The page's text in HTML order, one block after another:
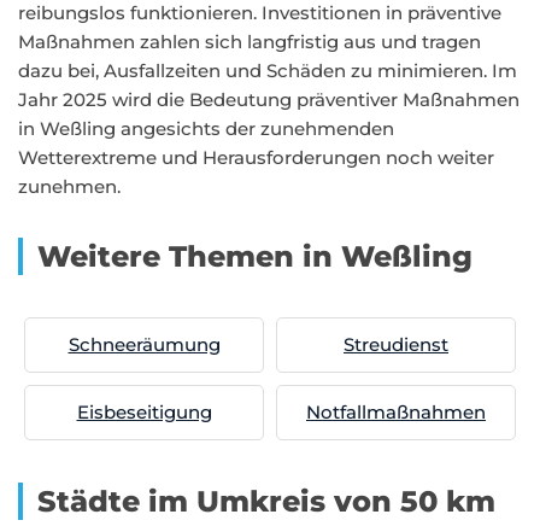
reibungslos funktionieren. Investitionen in präventive
Maßnahmen zahlen sich langfristig aus und tragen
dazu bei, Ausfallzeiten und Schäden zu minimieren. Im
Jahr 2025 wird die Bedeutung präventiver Maßnahmen
in Weßling angesichts der zunehmenden
Wetterextreme und Herausforderungen noch weiter
zunehmen.
Weitere Themen in Weßling
Schneeräumung Streudienst
Eisbeseitigung Notfallmaßnahmen
Städte im Umkreis von 50 km